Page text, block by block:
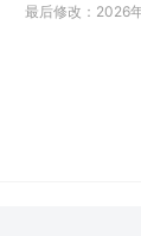
最后修改：2026